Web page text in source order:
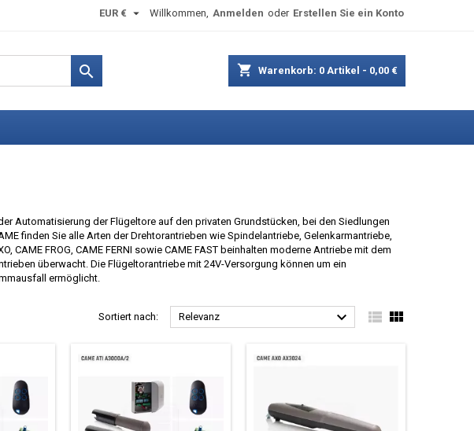
Willkommen, Anmelden oder Erstellen Sie ein Konto
EUR € 
shopping_cart Warenkorb: 0 Artikel - 0,00 €

Automatisierung der Flügeltore auf den privaten Grundstücken, bei den Siedlungen
finden Sie alle Arten der Drehtorantrieben wie Spindelantriebe, Gelenkarmantriebe,
CAME FROG, CAME FERNI sowie CAME FAST beinhalten moderne Antriebe mit dem
überwacht. Die Flügeltorantriebe mit 24V-Versorgung können um ein
ermöglicht.
Sortiert nach: Relevanz   